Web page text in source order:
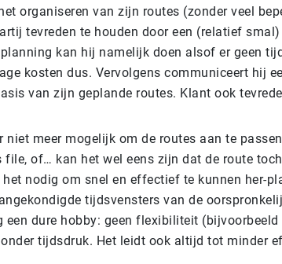
organiseren van zijn routes (zonder veel
tevreden te houden door een (relatief
kan hij namelijk doen alsof er geen
kosten dus. Vervolgens communiceert hij
van zijn geplande routes. Klant ook
niet meer mogelijk om de routes aan te
file, of… kan het wel eens zijn dat de route
nodig om snel en effectief te kunnen her-
tijdsvensters van de
een dure hobby: geen flexibiliteit
tijdsdruk. Het leidt ook altijd tot minder